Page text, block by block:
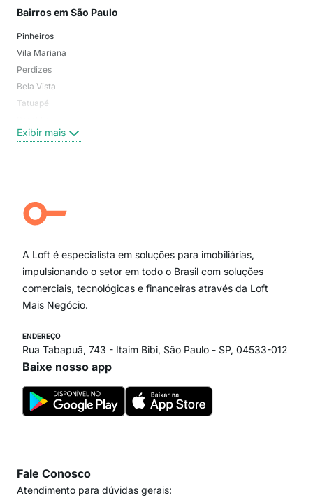
Bairros em São Paulo
Pinheiros
Vila Mariana
Perdizes
Bela Vista
Tatuapé
Centro
Campo Belo
Ipiranga
Paraíso
Itaim Bibi
Exibir mais
A Loft é especialista em soluções para imobiliárias,
impulsionando o setor em todo o Brasil com soluções
comerciais, tecnológicas e financeiras através da Loft
Mais Negócio.
ENDEREÇO
Rua Tabapuã, 743 - Itaim Bibi, São Paulo - SP, 04533-012
Baixe nosso app
Fale Conosco
Atendimento para dúvidas gerais: